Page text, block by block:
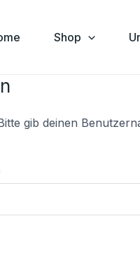
Shop
gib deinen